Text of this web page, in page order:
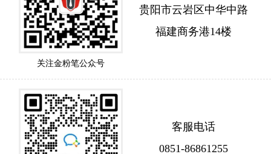
关注金粉笔公众号
贵阳市云岩区中华中路
福建商务港14楼
客服电话
0851-86861255